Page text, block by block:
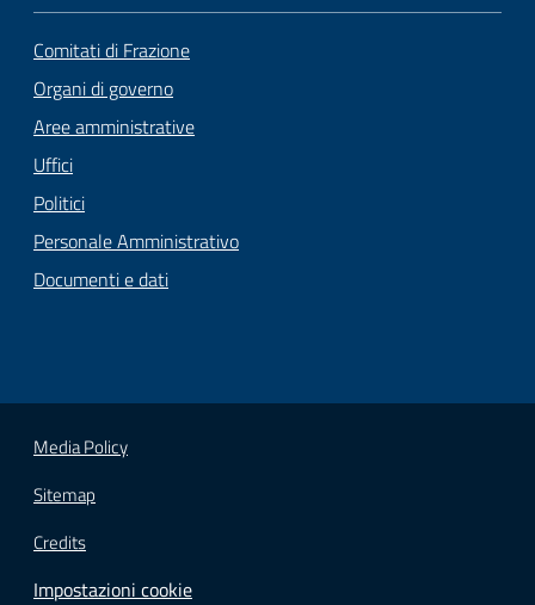
Comitati di Frazione
Organi di governo
Aree amministrative
Uffici
Politici
Personale Amministrativo
Documenti e dati
Media Policy
Sitemap
Credits
Impostazioni cookie